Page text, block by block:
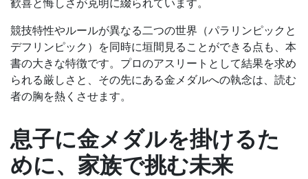
競技特性やルールが異なる二つの世界（パラリンピックと
デフリンピック）を同時に垣間見ることができる点も、本
書の大きな特徴です。プロのアスリートとして結果を求め
られる厳しさと、その先にある金メダルへの執念は、読む
者の胸を熱くさせます。
息子に金メダルを掛けるた
めに、家族で挑む未来